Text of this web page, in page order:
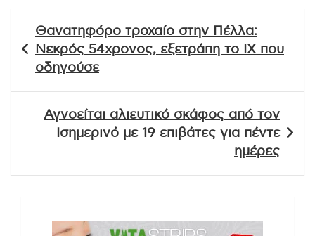
άρθρων
Θανατηφόρο τροχαίο στην Πέλλα:
Νεκρός 54χρονος, εξετράπη το ΙΧ που
οδηγούσε
Αγνοείται αλιευτικό σκάφος από τον
Ισημερινό με 19 επιβάτες για πέντε
ημέρες